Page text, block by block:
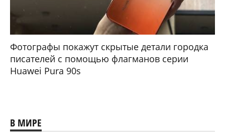
Фотографы покажут скрытые детали городка
писателей с помощью флагманов серии
Huawei Pura 90s
В МИРЕ